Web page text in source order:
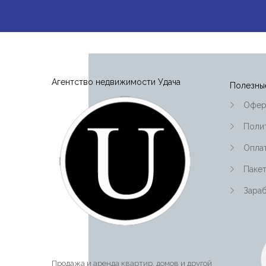
Агентство недвижимости Удача
Продажа и аренда квартир, домов и другой